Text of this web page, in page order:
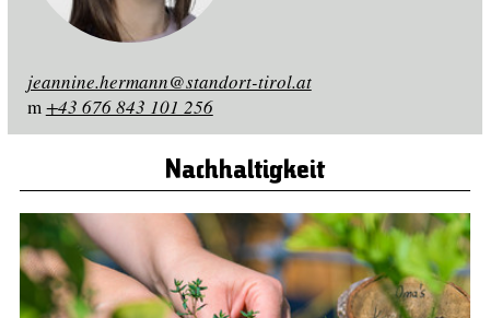
jeannine.hermann@standort-tirol.at
m+43 676 843 101 256
Nachhaltigkeit